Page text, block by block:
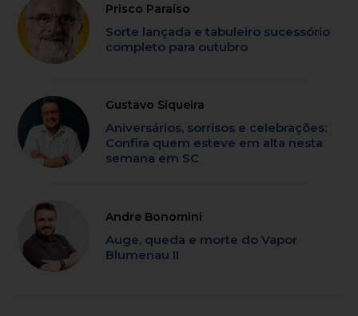
Prisco Paraíso
Sorte lançada e tabuleiro sucessório
completo para outubro
Gustavo Siqueira
Aniversários, sorrisos e celebrações:
Confira quem esteve em alta nesta
semana em SC
Andre Bonomini
Auge, queda e morte do Vapor
Blumenau II